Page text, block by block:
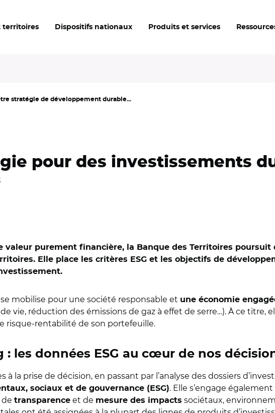
territoires Dispositifs nationaux Produits et services
stratégie de développement durable...
pour des investissements
valeur purement financière, la Banque des Territoires
Elle place les critères ESG et les objectifs de
mobilise pour une société responsable et une économie
vie, réduction des émissions de gaz à effet de serre…). À ce titre,
risque-rentabilité de son portefeuille.
: les données ESG au cœur de nos
à la prise de décision, en passant par l’analyse des dossiers
sociaux et de gouvernance (ESG). Elle s’engage
transparence et de mesure des impacts sociétaux,